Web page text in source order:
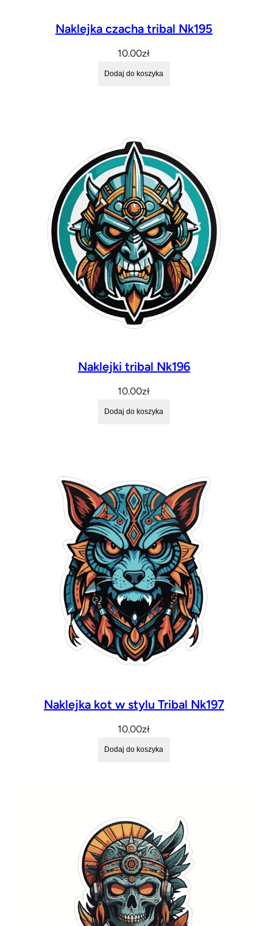
Naklejka czacha tribal Nk195
10.00zł
Dodaj do koszyka
Naklejki tribal Nk196
10.00zł
Dodaj do koszyka
Naklejka kot w stylu Tribal Nk197
10.00zł
Dodaj do koszyka